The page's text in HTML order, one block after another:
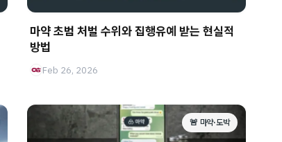
마약 초범 처벌 수위와 집행유예 받는 현실적
방법
Feb 26, 2026
🚨 마약·도박